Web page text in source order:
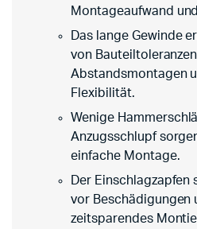
Montageaufwand
Das lange Gewinde
von
Abstandsmontagen
Flexibilität.
Wenige
Anzugsschlupf
einfache Montage.
Der Einschlagzapfen
vor Beschädigungen
zeitsparendes